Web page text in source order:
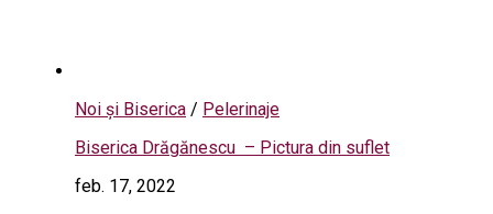
Noi și Biserica / Pelerinaje
Biserica Drăgănescu – Pictura din suflet
feb. 17, 2022